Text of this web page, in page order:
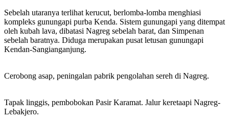
Sebelah utaranya terlihat kerucut, berlomba-lomba menghiasi
kompleks gunungapi purba Kenda. Sistem gunungapi yang ditempat
oleh kubah lava, dibatasi Nagreg sebelah barat, dan Simpenan
sebelah baratnya. Diduga merupakan pusat letusan gunungapi
Kendan-Sangianganjung.
Cerobong asap, peningalan pabrik pengolahan sereh di Nagreg.
Tapak linggis, pembobokan Pasir Karamat. Jalur keretaapi Nagreg-
Lebakjero.